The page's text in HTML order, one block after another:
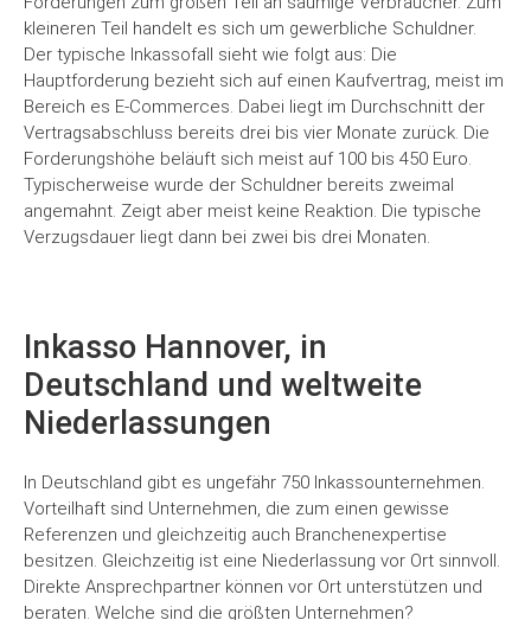
kleineren Teil handelt es sich um gewerbliche Schuldner.
Der typische Inkassofall sieht wie folgt aus: Die
Hauptforderung bezieht sich auf einen Kaufvertrag, meist im
Bereich es E-Commerces. Dabei liegt im Durchschnitt der
Vertragsabschluss bereits drei bis vier Monate zurück. Die
Forderungshöhe beläuft sich meist auf 100 bis 450 Euro.
Typischerweise wurde der Schuldner bereits zweimal
angemahnt. Zeigt aber meist keine Reaktion. Die typische
Verzugsdauer liegt dann bei zwei bis drei Monaten.
Inkasso Hannover, in
Deutschland und weltweite
Niederlassungen
In Deutschland gibt es ungefähr 750 Inkassounternehmen.
Vorteilhaft sind Unternehmen, die zum einen gewisse
Referenzen und gleichzeitig auch Branchenexpertise
besitzen. Gleichzeitig ist eine Niederlassung vor Ort sinnvoll.
Direkte Ansprechpartner können vor Ort unterstützen und
beraten. Welche sind die größten Unternehmen?